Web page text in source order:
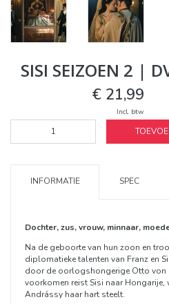
SISI SEIZOEN 2 |
€ 21,99
Incl. btw
INFORMATIE SPEC
Dochter, zus, vrouw, minnaar,
Na de geboorte van hun zoon en
diplomatieke talenten van Franz en
door de oorlogshongerige Otto von
voorkomen reist Sisi naar Hongarije,
Andrássy haar hart steelt.